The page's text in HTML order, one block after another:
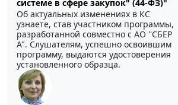
системе в сфере закупок" (44-ФЗ)"
Об актуальных изменениях в КС
узнаете, став участником программы,
разработанной совместно с АО ''СБЕР
А". Слушателям, успешно освоившим
программу, выдаются удостоверения
установленного образца.